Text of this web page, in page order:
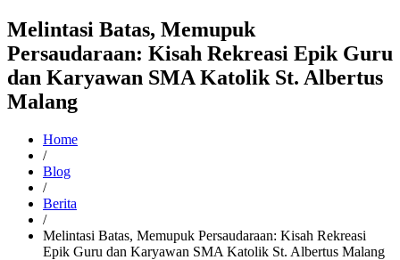
Melintasi Batas, Memupuk
Persaudaraan: Kisah Rekreasi Epik Guru
dan Karyawan SMA Katolik St. Albertus
Malang
Home
/
Blog
/
Berita
/
Melintasi Batas, Memupuk Persaudaraan: Kisah Rekreasi
Epik Guru dan Karyawan SMA Katolik St. Albertus Malang